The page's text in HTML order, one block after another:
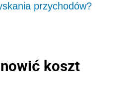
przychodów?
koszt